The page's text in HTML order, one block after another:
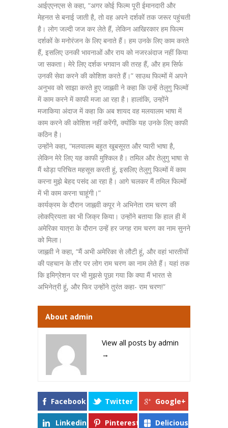
आईएएनएस से कहा, “अगर कोई फिल्म पूरी ईमानदारी और
मेहनत से बनाई जाती है, तो वह अपने दर्शकों तक जरूर पहुंचती
है। लोग जल्दी जज कर लेते हैं, लेकिन आखिरकार हम फिल्म
दर्शकों के मनोरंजन के लिए बनाते हैं। हम उनके लिए काम करते
हैं, इसलिए उनकी भावनाओं और राय को नजरअंदाज नहीं किया
जा सकता। मेरे लिए दर्शक भगवान की तरह हैं, और हम सिर्फ
उनकी सेवा करने की कोशिश करते हैं।” साउथ फिल्मों में अपने
अनुभव को साझा करते हुए जाह्नवी ने कहा कि उन्हें तेलुगु फिल्मों
में काम करने में काफी मजा आ रहा है। हालांकि, उन्होंने
मजाकिया अंदाज में कहा कि अब शायद वह मलयालम भाषा में
काम करने की कोशिश नहीं करेंगी, क्योंकि यह उनके लिए काफी
कठिन है।
उन्होंने कहा, “मलयालम बहुत खूबसूरत और प्यारी भाषा है,
लेकिन मेरे लिए यह काफी मुश्किल है। तमिल और तेलुगु भाषा से
मैं थोड़ा परिचित महसूस करती हूं, इसलिए तेलुगु फिल्मों में काम
करना मुझे बेहद पसंद आ रहा है। आगे चलकर मैं तमिल फिल्मों
में भी काम करना चाहूंगी।”
कार्यक्रम के दौरान जाह्नवी कपूर ने अभिनेता राम चरण की
लोकप्रियता का भी जिक्र किया। उन्होंने बताया कि हाल ही में
अमेरिका यात्रा के दौरान उन्हें हर जगह राम चरण का नाम सुनने
को मिला।
जाह्नवी ने कहा, “मैं अभी अमेरिका से लौटी हूं, और वहां भारतीयों
की पहचान के तौर पर लोग राम चरण का नाम लेते हैं। यहां तक
कि इमिग्रेशन पर भी मुझसे पूछा गया कि क्या मैं भारत से
अभिनेत्री हूं, और फिर उन्होंने तुरंत कहा- राम चरण!”
About admin
View all posts by admin
→
Facebook Twitter Google+
Linkedin Pinterest Delicious